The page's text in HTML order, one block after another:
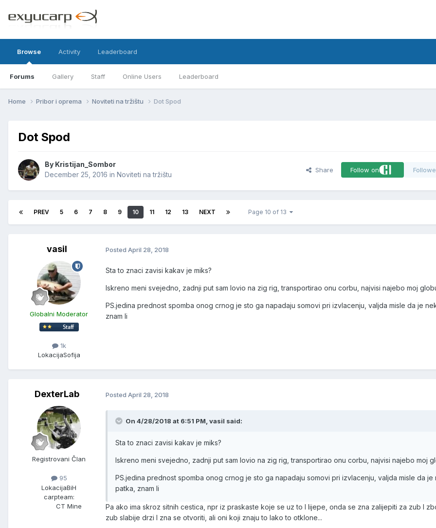
Browse
Forums Gallery Staff Online Users Leaderboard
Activity Leaderboard
Home Pribor i oprema Noviteti na tržištu Dot Spod
Dot Spod
By Kristijan_Sombor
December 25, 2016 in Noviteti na tržištu
Share Follow on
PREV 5 6 7 8 9 10 11 12 13 NEXT Page 10 of 13
vasil
Globalni Moderator
1k
LokacijaSofija
Posted April 28, 2018
Sta to znaci zavisi kakav je miks?
Iskreno meni svejedno, zadnji put sam lovio na zig rig, transportirao onu corbu, najvisi najebo moj
PS.jedina prednost spomba onog crnog je sto ga napadaju somovi pri izvlacenju, valjda misle da je
znam li
DexterLab
Registrovani Član
95
LokacijaBiH
carpteam:
CT Mine
Posted April 28, 2018
On 4/28/2018 at 6:51 PM, vasil said:
Sta to znaci zavisi kakav je miks?
Iskreno meni svejedno, zadnji put sam lovio na zig rig, transportirao onu corbu, najvisi najebo moj
PS.jedina prednost spomba onog crnog je sto ga napadaju somovi pri izvlacenju, valjda misle da je
patka, znam li
Pa ako ima skroz sitnih cestica, npr iz praskaste koje se uz to I lijepe, onda se zna zalijepiti za zub I
zub slabije drzi I zna se otvoriti, ali oni koji znaju to lako to otklone...